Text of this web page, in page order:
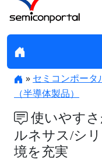
» セミコンポータ
（半導体製品）
使いやすさ
ルネサス/シ
境を充実